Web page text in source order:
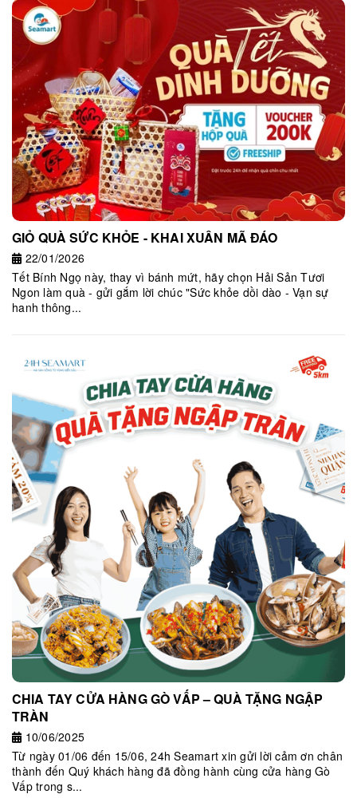
GIỎ QUÀ SỨC KHỎE - KHAI XUÂN MÃ ĐÁO
22/01/2026
Tết Bính Ngọ này, thay vì bánh mứt, hãy chọn Hải Sản Tươi
Ngon làm quà - gửi gắm lời chúc "Sức khỏe dồi dào - Vạn sự
hanh thông...
CHIA TAY CỬA HÀNG GÒ VẤP – QUÀ TẶNG NGẬP
TRÀN
10/06/2025
Từ ngày 01/06 đến 15/06, 24h Seamart xin gửi lời cảm ơn chân
thành đến Quý khách hàng đã đồng hành cùng cửa hàng Gò
Vấp trong s...